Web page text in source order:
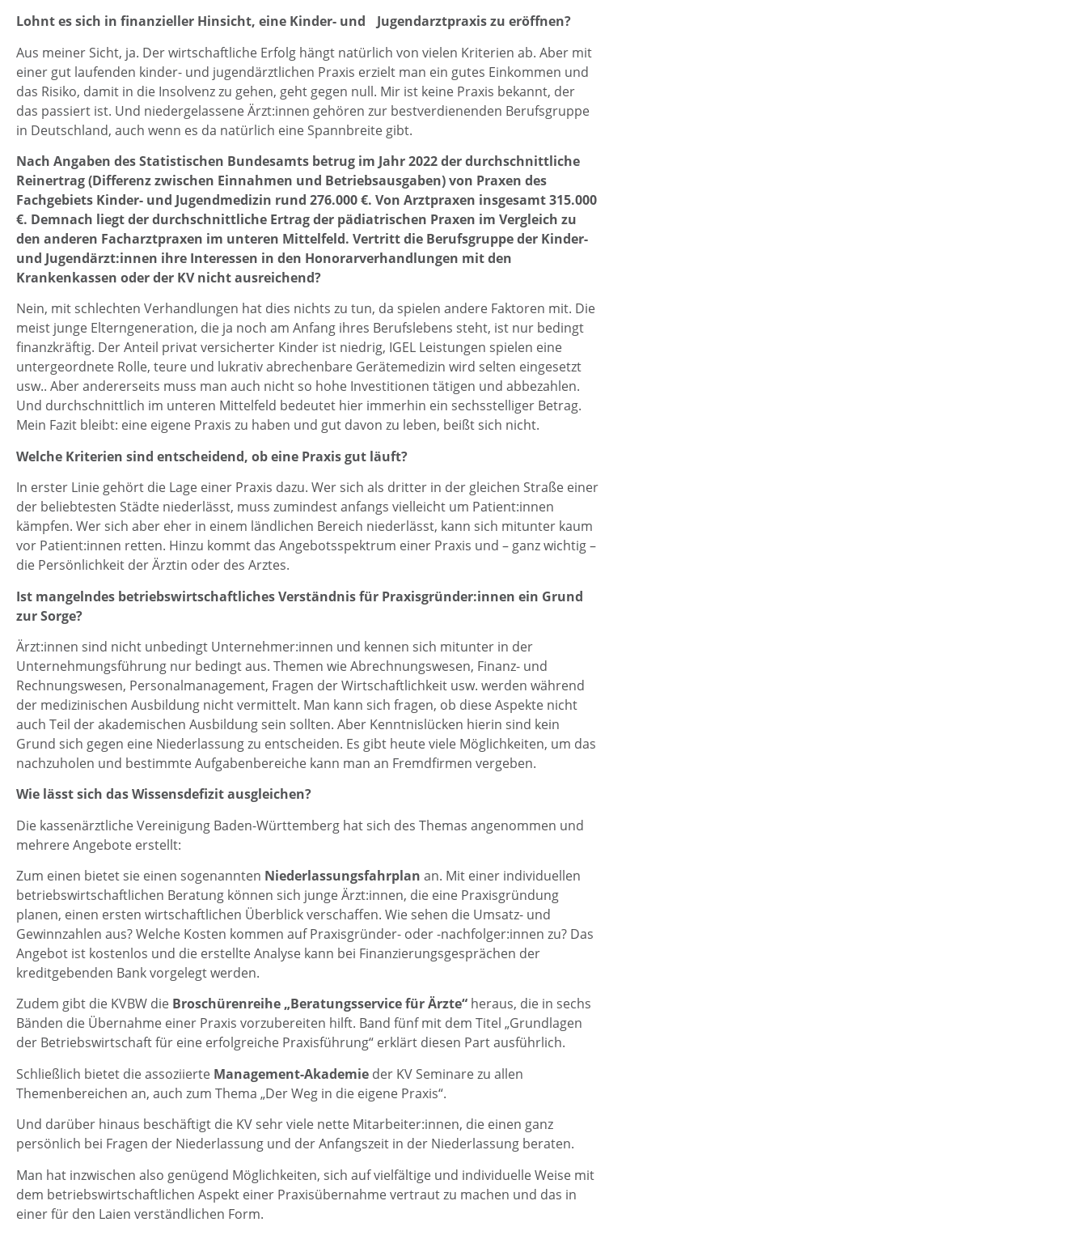
Lohnt es sich in finanzieller Hinsicht, eine Kinder- und Jugendarztpraxis zu eröffnen?
Aus meiner Sicht, ja. Der wirtschaftliche Erfolg hängt natürlich von vielen Kriterien ab. Aber mit
einer gut laufenden kinder- und jugendärztlichen Praxis erzielt man ein gutes Einkommen und
das Risiko, damit in die Insolvenz zu gehen, geht gegen null. Mir ist keine Praxis bekannt, der
das passiert ist. Und niedergelassene Ärzt:innen gehören zur bestverdienenden Berufsgruppe
in Deutschland, auch wenn es da natürlich eine Spannbreite gibt.
Nach Angaben des Statistischen Bundesamts betrug im Jahr 2022 der durchschnittliche
Reinertrag (Differenz zwischen Einnahmen und Betriebsausgaben) von Praxen des
Fachgebiets Kinder- und Jugendmedizin rund 276.000 €. Von Arztpraxen insgesamt 315.000
€. Demnach liegt der durchschnittliche Ertrag der pädiatrischen Praxen im Vergleich zu
den anderen Facharztpraxen im unteren Mittelfeld. Vertritt die Berufsgruppe der Kinder-
und Jugendärzt:innen ihre Interessen in den Honorarverhandlungen mit den
Krankenkassen oder der KV nicht ausreichend?
Nein, mit schlechten Verhandlungen hat dies nichts zu tun, da spielen andere Faktoren mit. Die
meist junge Elterngeneration, die ja noch am Anfang ihres Berufslebens steht, ist nur bedingt
finanzkräftig. Der Anteil privat versicherter Kinder ist niedrig, IGEL Leistungen spielen eine
untergeordnete Rolle, teure und lukrativ abrechenbare Gerätemedizin wird selten eingesetzt
usw.. Aber andererseits muss man auch nicht so hohe Investitionen tätigen und abbezahlen.
Und durchschnittlich im unteren Mittelfeld bedeutet hier immerhin ein sechsstelliger Betrag.
Mein Fazit bleibt: eine eigene Praxis zu haben und gut davon zu leben, beißt sich nicht.
Welche Kriterien sind entscheidend, ob eine Praxis gut läuft?
In erster Linie gehört die Lage einer Praxis dazu. Wer sich als dritter in der gleichen Straße einer
der beliebtesten Städte niederlässt, muss zumindest anfangs vielleicht um Patient:innen
kämpfen. Wer sich aber eher in einem ländlichen Bereich niederlässt, kann sich mitunter kaum
vor Patient:innen retten. Hinzu kommt das Angebotsspektrum einer Praxis und – ganz wichtig –
die Persönlichkeit der Ärztin oder des Arztes.
Ist mangelndes betriebswirtschaftliches Verständnis für Praxisgründer:innen ein Grund
zur Sorge?
Ärzt:innen sind nicht unbedingt Unternehmer:innen und kennen sich mitunter in der
Unternehmungsführung nur bedingt aus. Themen wie Abrechnungswesen, Finanz- und
Rechnungswesen, Personalmanagement, Fragen der Wirtschaftlichkeit usw. werden während
der medizinischen Ausbildung nicht vermittelt. Man kann sich fragen, ob diese Aspekte nicht
auch Teil der akademischen Ausbildung sein sollten. Aber Kenntnislücken hierin sind kein
Grund sich gegen eine Niederlassung zu entscheiden. Es gibt heute viele Möglichkeiten, um das
nachzuholen und bestimmte Aufgabenbereiche kann man an Fremdfirmen vergeben.
Wie lässt sich das Wissensdefizit ausgleichen?
Die kassenärztliche Vereinigung Baden-Württemberg hat sich des Themas angenommen und
mehrere Angebote erstellt:
Zum einen bietet sie einen sogenannten Niederlassungsfahrplan an. Mit einer individuellen
betriebswirtschaftlichen Beratung können sich junge Ärzt:innen, die eine Praxisgründung
planen, einen ersten wirtschaftlichen Überblick verschaffen. Wie sehen die Umsatz- und
Gewinnzahlen aus? Welche Kosten kommen auf Praxisgründer- oder -nachfolger:innen zu? Das
Angebot ist kostenlos und die erstellte Analyse kann bei Finanzierungsgesprächen der
kreditgebenden Bank vorgelegt werden.
Zudem gibt die KVBW die Broschürenreihe „Beratungsservice für Ärzte“ heraus, die in sechs
Bänden die Übernahme einer Praxis vorzubereiten hilft. Band fünf mit dem Titel „Grundlagen
der Betriebswirtschaft für eine erfolgreiche Praxisführung“ erklärt diesen Part ausführlich.
Schließlich bietet die assoziierte Management-Akademie der KV Seminare zu allen
Themenbereichen an, auch zum Thema „Der Weg in die eigene Praxis“.
Und darüber hinaus beschäftigt die KV sehr viele nette Mitarbeiter:innen, die einen ganz
persönlich bei Fragen der Niederlassung und der Anfangszeit in der Niederlassung beraten.
Man hat inzwischen also genügend Möglichkeiten, sich auf vielfältige und individuelle Weise mit
dem betriebswirtschaftlichen Aspekt einer Praxisübernahme vertraut zu machen und das in
einer für den Laien verständlichen Form.